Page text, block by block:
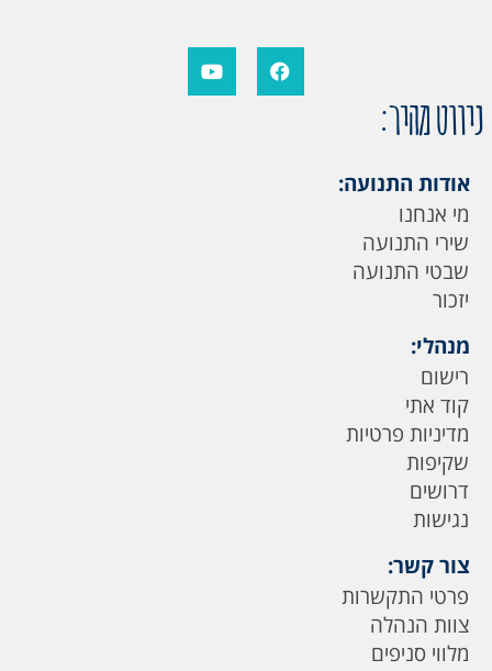
ניווט מהיר:
אודות התנועה:
מי אנחנו
שירי התנועה
שבטי התנועה
יזכור
מנהלי:
רישום
קוד אתי
מדיניות פרטיות
שקיפות
דרושים
נגישות
צור קשר:
פרטי התקשרות
צוות הנהלה
מלווי סניפים